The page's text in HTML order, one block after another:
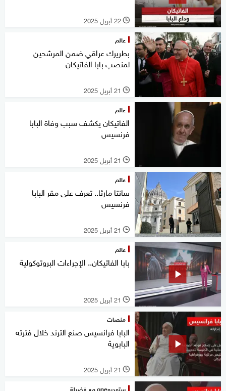
l 22 أبريل 2025
عالم
بطريرك عراقي ضمن المرشحين
لمنصب بابا الفاتيكان
l 21 أبريل 2025
عالم
الفاتيكان يكشف سبب وفاة البابا
فرنسيس
l 21 أبريل 2025
عالم
سانتا مارثا.. تعرف على مقر البابا
فرنسيس
l 21 أبريل 2025
عالم
بابا الفاتيكان.. الإجراءات البروتوكولية
l 21 أبريل 2025
منصات
البابا فرانسيس صنع الترند خلال فترته
البابوية
l 21 أبريل 2025
ستوديوone مع فضيلة